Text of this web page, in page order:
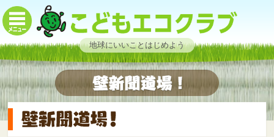
地球にいいことはじめよう